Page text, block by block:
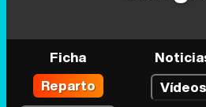
Ficha
Reparto
Vídeos